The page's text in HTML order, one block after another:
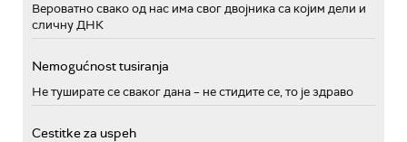
Вероватно свако од нас има свог двојника са којим дели и
сличну ДНК
Nemogućnost tusiranja
Не туширате се сваког дана – не стидите се, то је здраво
Cestitke za uspeh